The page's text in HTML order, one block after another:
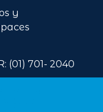
y
(01) 701- 2040